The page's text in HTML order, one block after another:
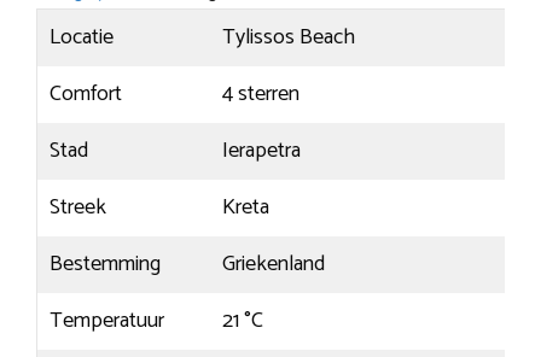
Locatie
Tylissos Beach
Comfort
4 sterren
Stad
Ierapetra
Streek
Kreta
Bestemming
Griekenland
Temperatuur
21 °C